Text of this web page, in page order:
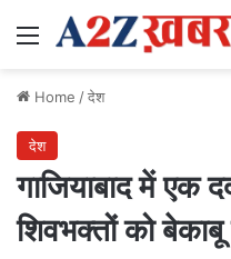
Menu
Home /देश
देश
गाजियाबाद में एक
शिवभक्तों को